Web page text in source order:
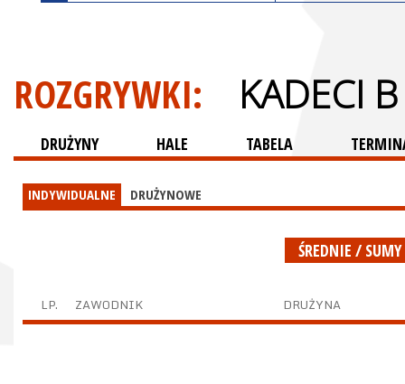
ROZGRYWKI: KADECI
DRUŻYNY HALE TABELA
INDYWIDUALNE DRUŻYNOWE
ŚREDNIE / SUMY
LP. ZAWODNIK DRUŻYNA